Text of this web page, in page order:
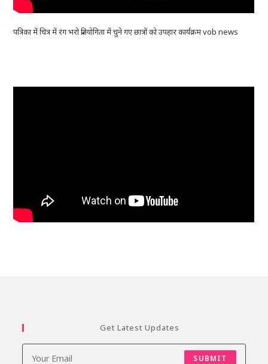
पत्रिका में चित्र में रंग भरो प्रतियोगिता में चुने गए छात्रों को उपहार कार्यक्रम vob news
Get Latest Updates
SUBMIT